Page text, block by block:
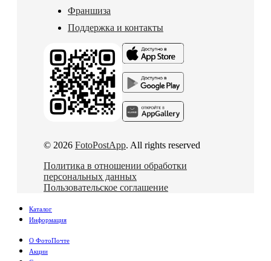
Франшиза
Поддержка и контакты
© 2026 FotoPostApp. All rights reserved
Политика в отношении обработки
персональных данных
Пользовательское соглашение
Каталог
Информация
О ФотоПочте
Акции